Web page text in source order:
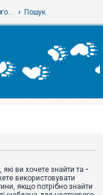
форум Українського теріологічного товариства Пошук
ви хочете знайти та -
використовувати
якщо потрібно знайти